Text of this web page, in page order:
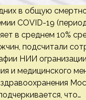
в общую
COVID-19
в среднем 10%
подсчитали
НИИ огранизации
и медицинского
что…